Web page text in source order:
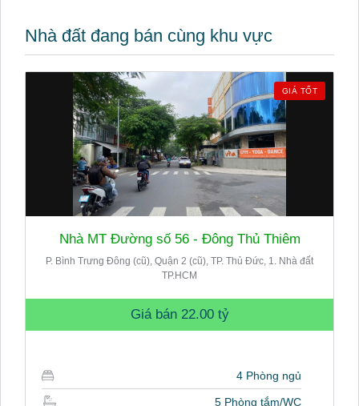
Nhà đất đang bán cùng khu vực
GIÁ TỐT
Nhà MT Đường số 56 - Đông Thủ Thiêm
P. Bình Trưng Đông (cũ), Quận 2 (cũ), TP. Thủ Đức, 1. Nhà đất
TP.HCM
Giá bán 22.00 tỷ
4 Phòng ngủ
5 Phòng tắm/WC